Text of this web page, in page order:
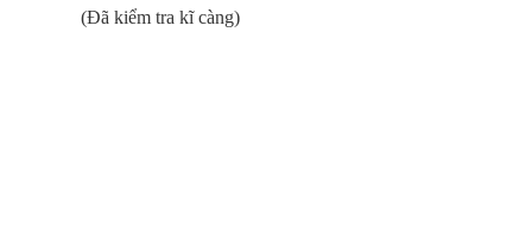
(Đã kiểm tra kĩ càng)